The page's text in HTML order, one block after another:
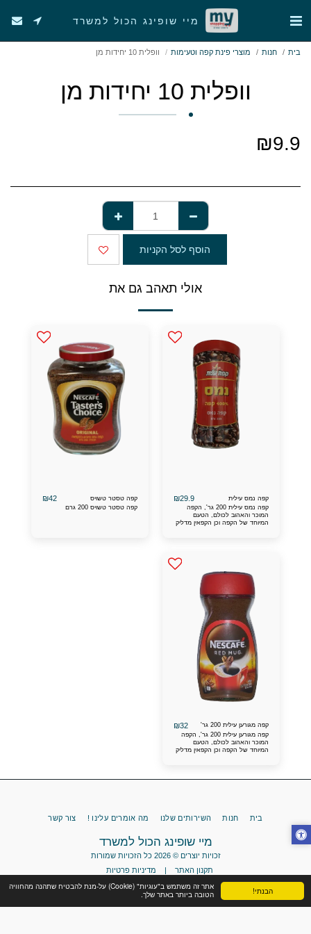
הבנתי!
אתר זה משתמש ב"עוגיות" (Cookie) על-מנת להבטיח שתהנה מהחוויה
הטובה ביותר באתר שלך.
מיי שופינג הכול למשרד
בית חנות מוצרי פינת קפה וטעימות וופלית 10 יחידות מן
וופלית 10 יחידות מן
₪9.9
הוסף לסל הקניות
אולי תאהב גם את
קפה נמס עילית ₪29.9
קפה נמס עילית 200 גר', הקפה
המוכר והאהוב לכולם, הטעם
המיוחד של הקפה וכן הקפאין מדליק
קפה טסטר טשויס ₪42
קפה טסטר טשויס 200 גרם
קפה מגורען עילית 200 גר' ₪32
קפה מגורען עילית 200 גר', הקפה
המוכר והאהוב לכולם, הטעם
המיוחד של הקפה וכן הקפאין מדליק
מיי שופינג הכול למשרד
זכויות יוצרים © 2026 כל הזכויות שמורות
תקנון האתר | מדיניות פרטיות
בית חנות השירותים שלנו מה אומרים עלינו ! צור קשר